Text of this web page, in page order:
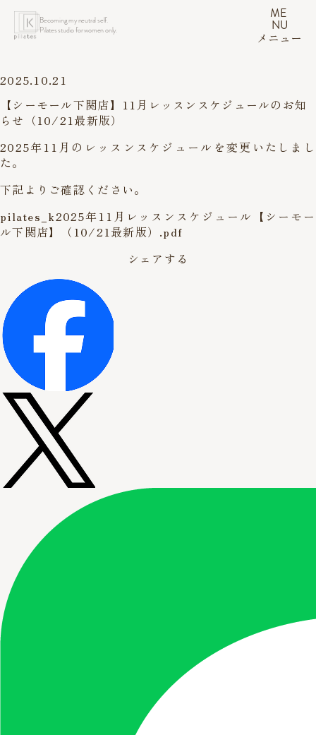
Becoming my neutral self.
Pilates studio for women only.
ME
NU
メニュー
2025.10.21
【シーモール下関店】11月レッスンスケジュールのお知
らせ（10/21最新版）
2025年11月のレッスンスケジュールを変更いたしまし
た。
下記よりご確認ください。
pilates_k2025年11月レッスンスケジュール【シーモー
ル下関店】（10/21最新版）.pdf
シェアする